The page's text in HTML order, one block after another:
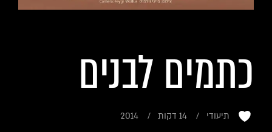
כתמים לבנים
תיעודי 14 דקות 2014